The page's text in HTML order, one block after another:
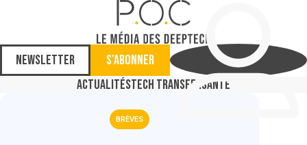
Newsletter
S'abonner
ActualitésTech TransferSanté
BRÈVES